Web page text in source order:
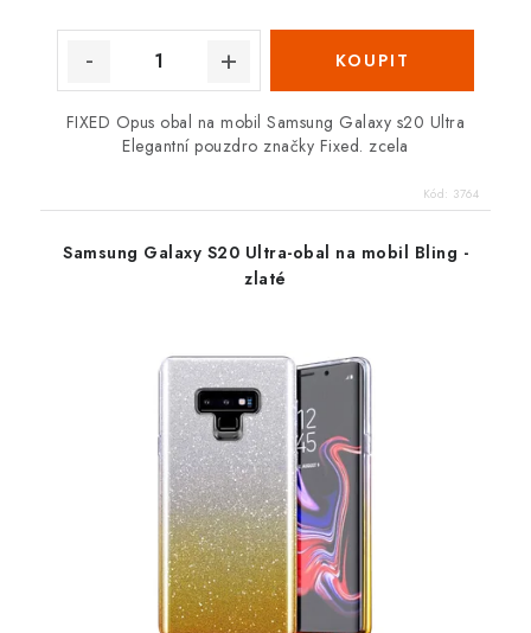
FIXED Opus obal na mobil Samsung Galaxy s20 Ultra
Elegantní pouzdro značky Fixed. zcela
Kód: 3764
Samsung Galaxy S20 Ultra-obal na mobil Bling -
zlaté